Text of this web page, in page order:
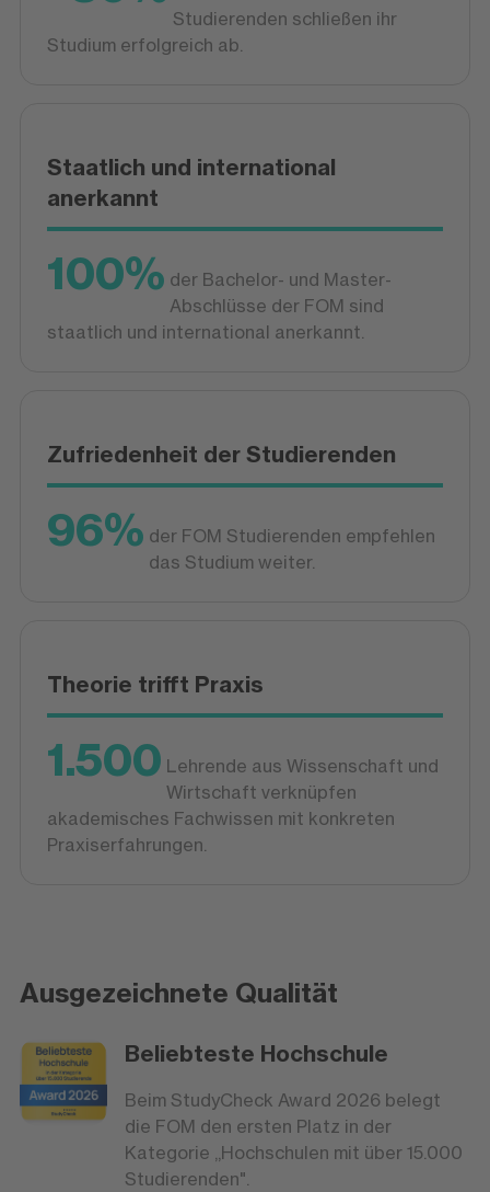
Studierenden schließen ihr
Studium erfolgreich ab.
Staatlich und international
anerkannt
100% der Bachelor- und Master-
Abschlüsse der FOM sind
staatlich und international anerkannt.
Zufriedenheit der Studierenden
96% der FOM Studierenden empfehlen
das Studium weiter.
Theorie trifft Praxis
1.500 Lehrende aus Wissenschaft und
Wirtschaft verknüpfen
akademisches Fachwissen mit konkreten
Praxiserfahrungen.
Ausgezeichnete Qualität
Beliebteste Hochschule
Beim StudyCheck Award 2026 belegt
die FOM den ersten Platz in der
Kategorie „Hochschulen mit über 15.000
Studierenden".